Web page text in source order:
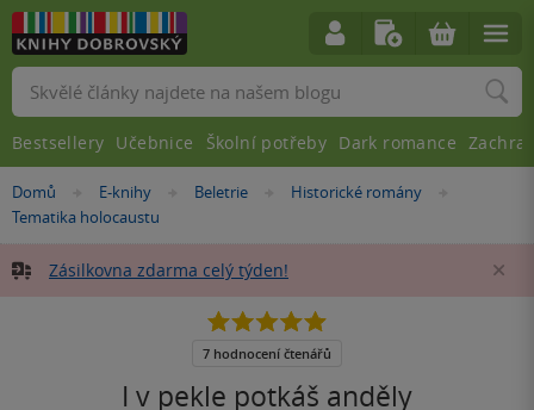
Nacházíte
se
Domů »E-knihy »
Beletrie »Historické romány
Tematika holocaustu
Zásilkovna zdarma celý týden!
I v pekle potkáš anděly
4.9
5
7 hodnocení čtenářů
Vyhledávání
Bestsellery Učebnice Školní potřeby Dark romance